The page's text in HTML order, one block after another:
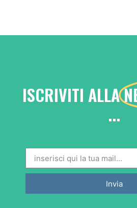
ISCRIVITI ALLA
...
Invia